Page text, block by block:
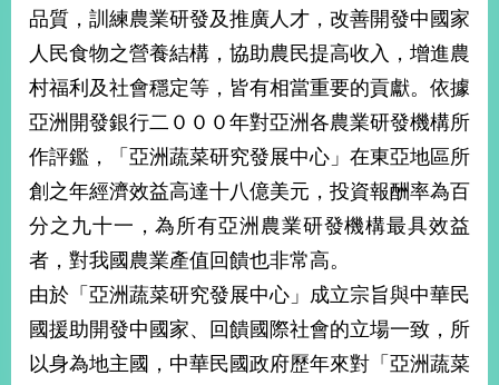
覽
本
部
新
中
心
外
交
資
訊
國
家
與
品質，訓練農業研發及推廣人才，改善開發中國家
人民食物之營養結構，協助農民提高收入，增進農
村福利及社會穩定等，皆有相當重要的貢獻。依據
亞洲開發銀行二０００年對亞洲各農業研發機構所
作評鑑，「亞洲蔬菜研究發展中心」在東亞地區所
創之年經濟效益高達十八億美元，投資報酬率為百
分之九十一，為所有亞洲農業研發機構最具效益
者，對我國農業產值回饋也非常高。
由於「亞洲蔬菜研究發展中心」成立宗旨與中華民
國援助開發中國家、回饋國際社會的立場一致，所
以身為地主國，中華民國政府歷年來對「亞洲蔬菜